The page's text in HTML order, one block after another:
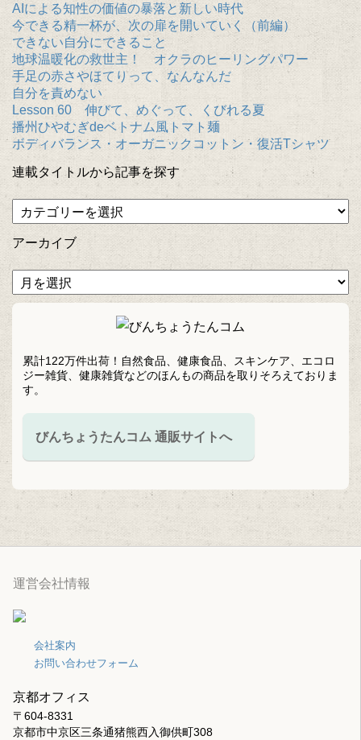
AIによる知性の価値の暴落と新しい時代
今できる精一杯が、次の扉を開いていく（前編）
できない自分にできること
地球温暖化の救世主！ オクラのヒーリングパワー
手足の赤さやほてりって、なんなんだ
自分を責めない
Lesson 60 伸びて、めぐって、くびれる夏
播州ひやむぎdeベトナム風トマト麺
ボディバランス・オーガニックコットン・復活Tシャツ
連載タイトルから記事を探す
アーカイブ
累計122万件出荷！自然食品、健康食品、スキンケア、エコロ
ジー雑貨、健康雑貨などのほんもの商品を取りそろえておりま
す。
びんちょうたんコム 通販サイトへ
運営会社情報
会社案内
お問い合わせフォーム
京都オフィス
〒604-8331
京都市中京区三条通猪熊西入御供町308